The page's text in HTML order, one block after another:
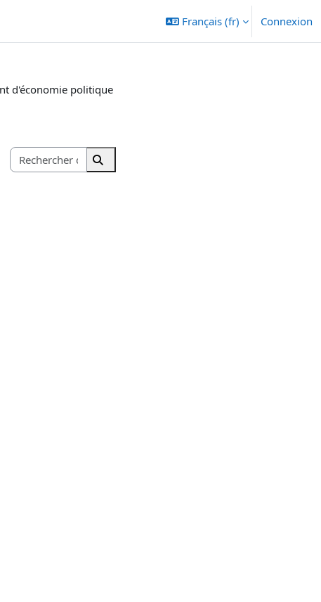
Français ‎(fr)‎ Connexion
d'économie politique
Rechercher des cours
Rechercher des cours